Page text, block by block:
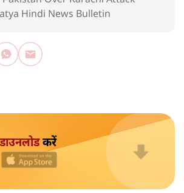
News Bulletin ।
Pakistan Over Karachi Attack
Hindi News Bulletin